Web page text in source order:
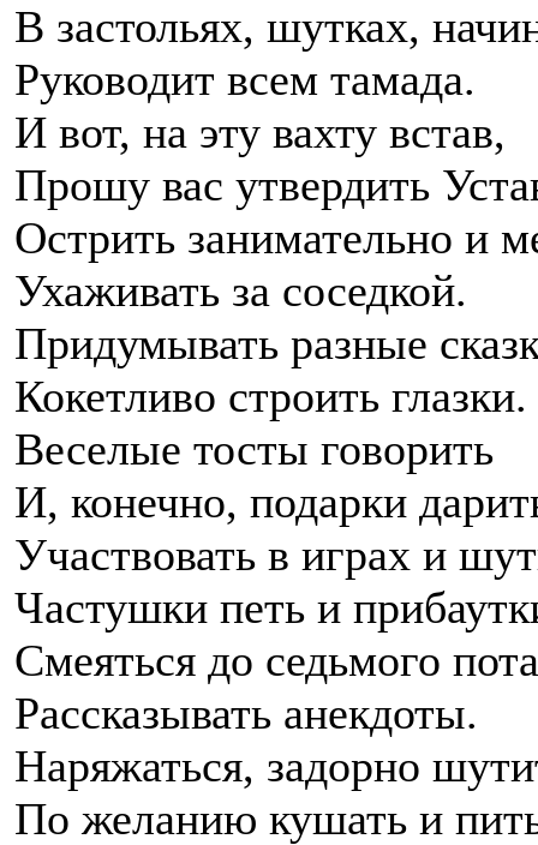
В застольях, шутках,
Руководит всем тамада.
И вот, на эту вахту встав,
Прошу вас утвердить
Острить занимательно и
Ухаживать за соседкой.
Придумывать разные
Кокетливо строить глазки.
Веселые тосты говорить
И, конечно, подарки
Участвовать в играх и
Частушки петь и
Смеяться до седьмого
Рассказывать анекдоты.
Наряжаться, задорно
По желанию кушать и